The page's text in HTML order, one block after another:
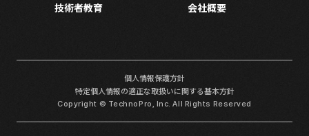
技術者教育 会社概要
個人情報保護方針
特定個人情報の適正な取扱いに関する基本方針
Copyright © TechnoPro, Inc. All Rights Reserved